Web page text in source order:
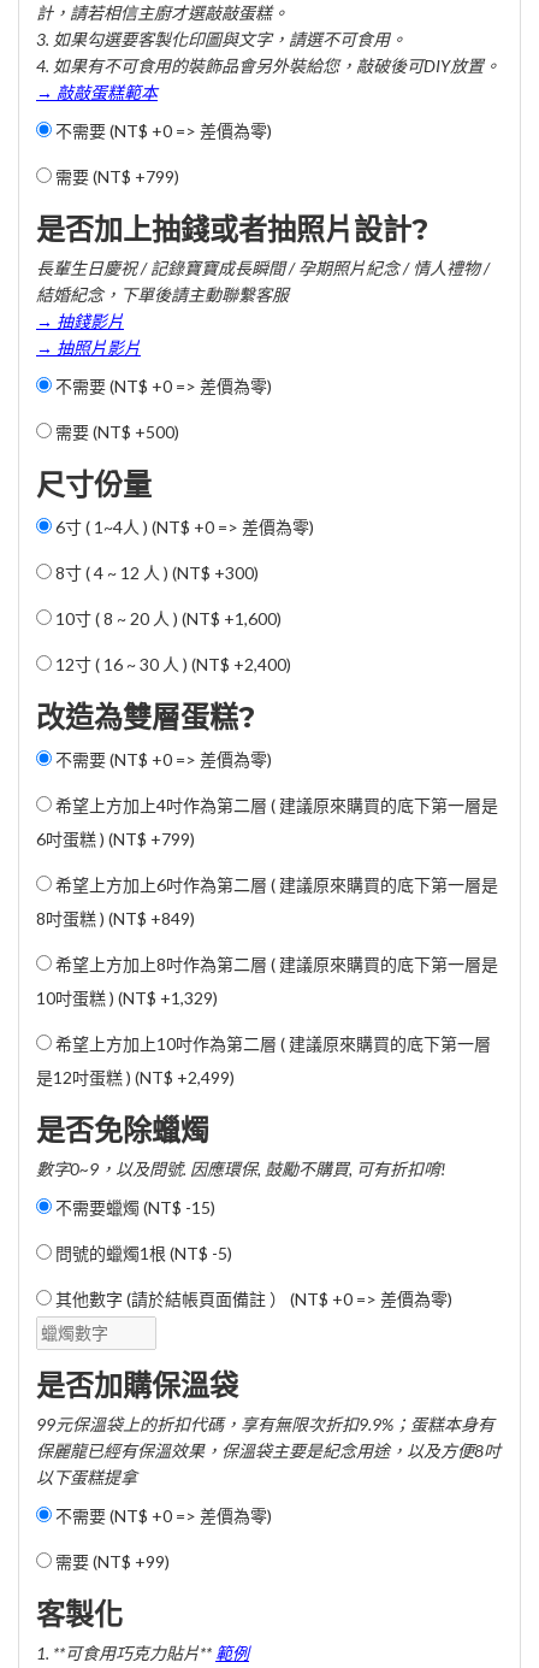
計，請若相信主廚才選敲敲蛋糕。
3. 如果勾選要客製化印圖與文字，請選不可食用。
4. 如果有不可食用的裝飾品會另外裝給您，敲破後可DIY放置。
→ 敲敲蛋糕範本
不需要 (NT$ +0 => 差價為零)
需要 (NT$ +799)
是否加上抽錢或者抽照片設計?
長輩生日慶祝 / 記錄寶寶成長瞬間 / 孕期照片紀念 / 情人禮物 /
結婚紀念，下單後請主動聯繫客服
→ 抽錢影片
→ 抽照片影片
不需要 (NT$ +0 => 差價為零)
需要 (NT$ +500)
尺寸份量
6寸 ( 1~4人 ) (NT$ +0 => 差價為零)
8寸 ( 4 ~ 12 人 ) (NT$ +300)
10寸 ( 8 ~ 20 人 ) (NT$ +1,600)
12寸 ( 16 ~ 30 人 ) (NT$ +2,400)
改造為雙層蛋糕?
不需要 (NT$ +0 => 差價為零)
希望上方加上4吋作為第二層 ( 建議原來購買的底下第一層是
6吋蛋糕 ) (NT$ +799)
希望上方加上6吋作為第二層 ( 建議原來購買的底下第一層是
8吋蛋糕 ) (NT$ +849)
希望上方加上8吋作為第二層 ( 建議原來購買的底下第一層是
10吋蛋糕 ) (NT$ +1,329)
希望上方加上10吋作為第二層 ( 建議原來購買的底下第一層
是12吋蛋糕 ) (NT$ +2,499)
是否免除蠟燭
數字0~9，以及問號. 因應環保, 鼓勵不購買, 可有折扣唷!
不需要蠟燭 (NT$ -15)
問號的蠟燭1根 (NT$ -5)
其他數字 (請於結帳頁面備註 ） (NT$ +0 => 差價為零)
是否加購保溫袋
99元保溫袋上的折扣代碼，享有無限次折扣9.9%；蛋糕本身有
保麗龍已經有保溫效果，保溫袋主要是紀念用途，以及方便8吋
以下蛋糕提拿
不需要 (NT$ +0 => 差價為零)
需要 (NT$ +99)
客製化
1. **可食用巧克力貼片** 範例